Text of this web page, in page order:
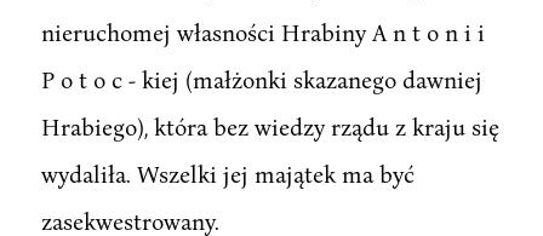
nieruchomej własności Hrabiny A n t o n i i
P o t o c - kiej (małżonki skazanego dawniej
Hrabiego), która bez wiedzy rządu z kraju się
wydaliła. Wszelki jej majątek ma być
zasekwestrowany.